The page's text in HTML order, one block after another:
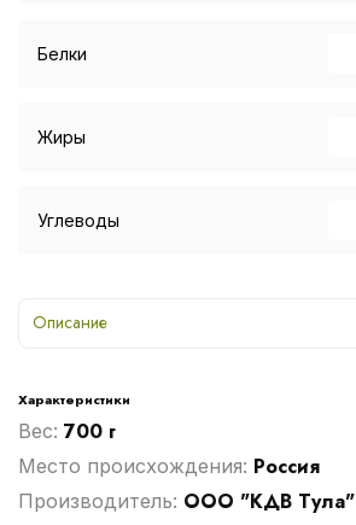
Белки
Жиры
Углеводы
Описание
Характеристики
Вес: 700 г
Место происхождения: Россия
Производитель: ООО "КДВ Тула"